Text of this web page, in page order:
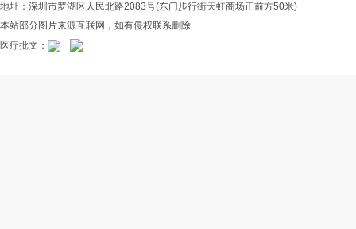
地址：深圳市罗湖区人民北路2083号(东门步行街天虹商场正前方50米)
本站部分图片来源互联网，如有侵权联系删除
医疗批文：